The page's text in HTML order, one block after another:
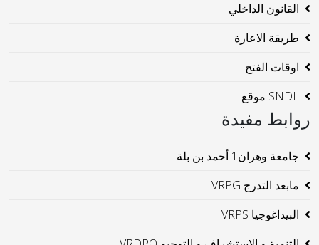
القانون الداخلي
طريقة الاعارة
اوقات الفتح
SNDL موقع
روابط مفيدة
جامعة وهران1 أحمد بن بلة
مابعد التدرج VRPG
البيداغوجيا VRPS